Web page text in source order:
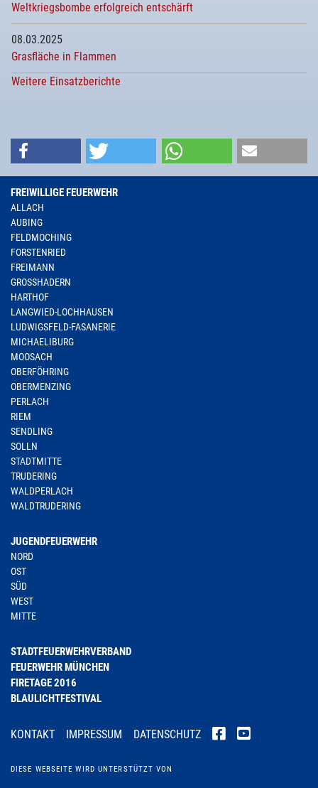
Weltkriegsbombe erfolgreich entschärft
08.03.2025
Grasfläche in Flammen
Weitere Einsatzberichte
FREIWILLIGE FEUERWEHR
ALLACH
AUBING
FELDMOCHING
FORSTENRIED
FREIMANN
GROSSHADERN
HARTHOF
LANGWIED-LOCHHAUSEN
LUDWIGSFELD-FASANERIE
MICHAELIBURG
MOOSACH
OBERFÖHRING
OBERMENZING
PERLACH
RIEM
SENDLING
SOLLN
STADTMITTE
TRUDERING
WALDPERLACH
WALDTRUDERING
JUGENDFEUERWEHR
NORD
OST
SÜD
WEST
MITTE
STADTFEUERWEHRVERBAND
FEUERWEHR MÜNCHEN
FIRETAGE 2016
BLAULICHTFESTIVAL
KONTAKT IMPRESSUM DATENSCHUTZ
DIESE WEBSEITE WIRD UNTERSTÜTZT VON